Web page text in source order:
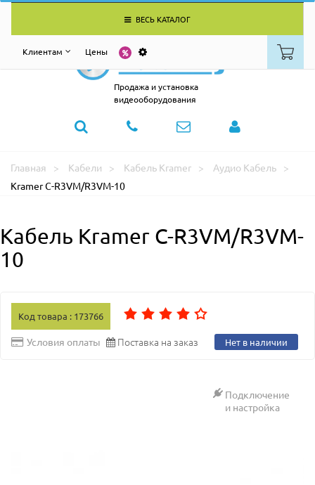
ВЕСЬ КАТАЛОГ
Клиентам Цены
Продажа и установка
видеооборудования
Главная Кабели Кабель Kramer
Аудио Кабель
Kramer C-R3VM/R3VM-10
Кабель Kramer C-R3VM/R3VM-
10
Код товара : 173766
Условия оплаты Поставка на заказ Нет в наличии
Подключение
и настройка